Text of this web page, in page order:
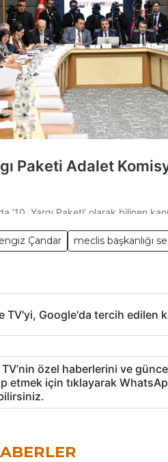
Çandar meclis başkanlığı
TV'yi, Google'da tercih edilen
TV’nin özel haberlerini ve
etmek için tıklayarak